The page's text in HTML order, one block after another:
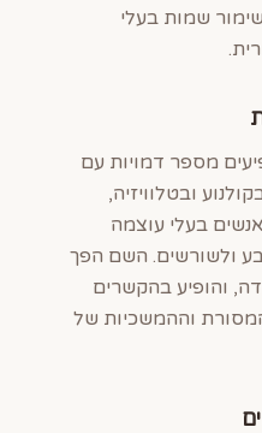
שמות בעלי
מספר דמויות עם
ובטלוויזיה,
בעלי עוצמה
ולשורשים. השם הפך
והופיע בהקשרים
וההמשכיות של